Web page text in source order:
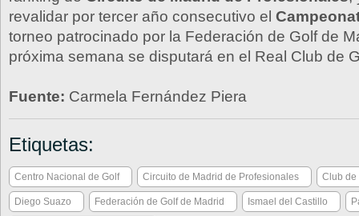
revalidar por tercer año consecutivo el
torneo patrocinado por la Federación de Golf de
próxima semana se disputará en el Real Club de
Fuente: Carmela Fernández Piera
Etiquetas:
Centro Nacional de Golf Circuito de Madrid de Profesionales Club de
Diego Suazo Federación de Golf de Madrid Ismael del Castillo